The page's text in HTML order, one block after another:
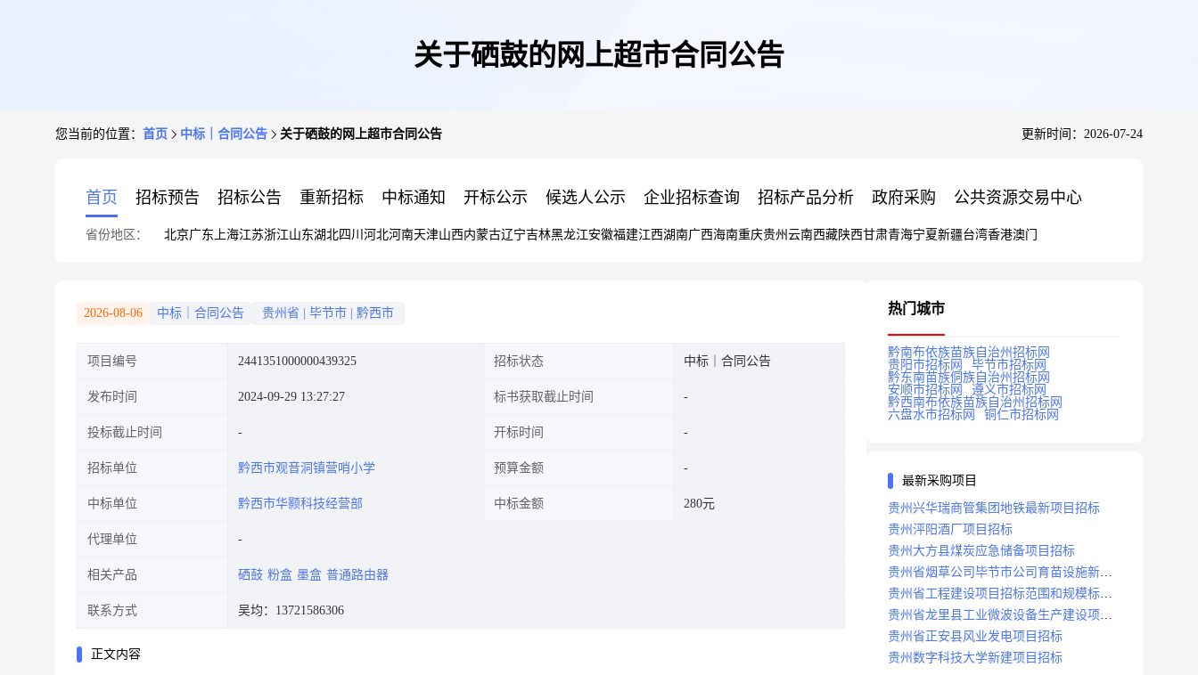
关于硒鼓的网上超市合同公告
您当前的位置： 首页 中标｜合同公告 关于硒鼓的网上超市合同公告 更新时间：2026-07-24
首页 招标预告 招标公告 重新招标 中标通知 开标公示 候选人公示 企业招标查询 招标产品分析 政府采购 公共资源交易中心
省份地区： 北京广东 上海江苏浙江山东湖北四川 河北河南天津山西内蒙古辽宁吉林黑龙江安徽福建江西湖南广西海南重庆贵州 云南西藏陕西甘肃青海宁夏新疆台湾香港澳门
2026-08-06 中标｜合同公告 贵州省 毕节市 黔西市
项目编号 2441351000000439325 招标状态 中标｜合同公告
发布时间 2024-09-29 13:27:27 标书获取截止时间
投标截止时间 开标时间
招标单位 黔西市观音洞镇营哨小学 预算金额
中标单位 黔西市华颢科技经营部 中标金额 280元
代理单位
相关产品 硒鼓 粉盒 墨盒 普通路由器
联系方式 吴均：13721586306
正文内容
热门城市
黔南布依族苗族自治州招标网
贵阳市招标网
毕节市招标网
黔东南苗族侗族自治州招标网
安顺市招标网
遵义市招标网
黔西南布依族苗族自治州招标网
六盘水市招标网
铜仁市招标网
最新采购项目
贵州兴华瑞商管集团地铁最新项目招标
贵州泙阳酒厂项目招标
贵州大方县煤炭应急储备项目招标
贵州省烟草公司毕节市公司育苗设施新建
及修复项目招标公告
贵州省工程建设项目招标范围和规模标准
规定
贵州省龙里县工业微波设备生产建设项目
招标
贵州省正安县风业发电项目招标
贵州数字科技大学新建项目招标